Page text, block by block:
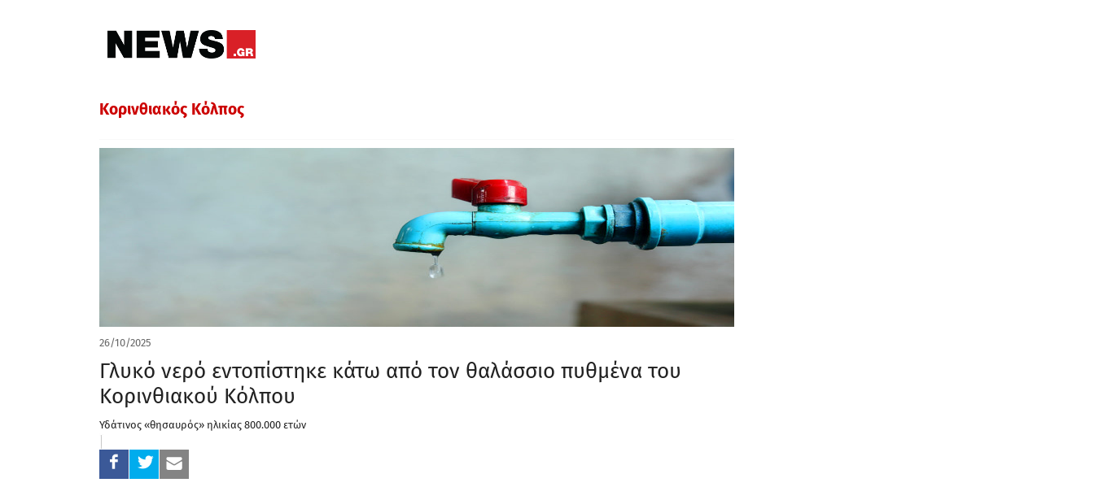
Κορινθιακός Κόλπος
26/10/2025
Γλυκό νερό εντοπίστηκε κάτω από τον θαλάσσιο πυθμένα του
Κορινθιακού Κόλπου
Υδάτινος «θησαυρός» ηλικίας 800.000 ετών